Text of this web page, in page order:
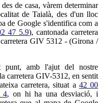
de casa, vàrem determinar
de Taialà, des d'un lloc
de Google s'identifica com a
47 5.9), cantonada carretera
GIV 5312 - (Girona /
punt, amb l'ajut del nostre
carretera GIV-5312, en sentit
carretera, situat a 42 00
4, on hi ha una desviació, i